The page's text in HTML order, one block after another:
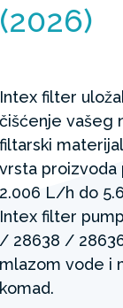
(2026)
Intex filter
čišćenje vašeg
filtarski
vrsta proizvoda
2.006 L/h do
Intex filter
/ 28638 /
mlazom vode i
komad.